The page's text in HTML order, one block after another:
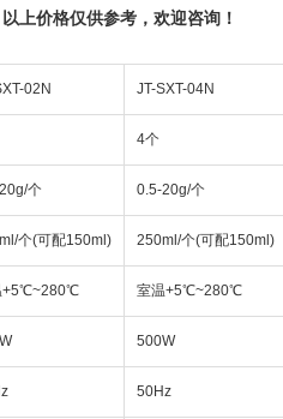
上价格仅供参考，欢迎咨询！
02N JT-SXT-04N
4个
个 0.5-20g/个
个(可配150ml) 250ml/个(可配150ml)
+5℃~280℃ 室温+5℃~280℃
500W
50Hz